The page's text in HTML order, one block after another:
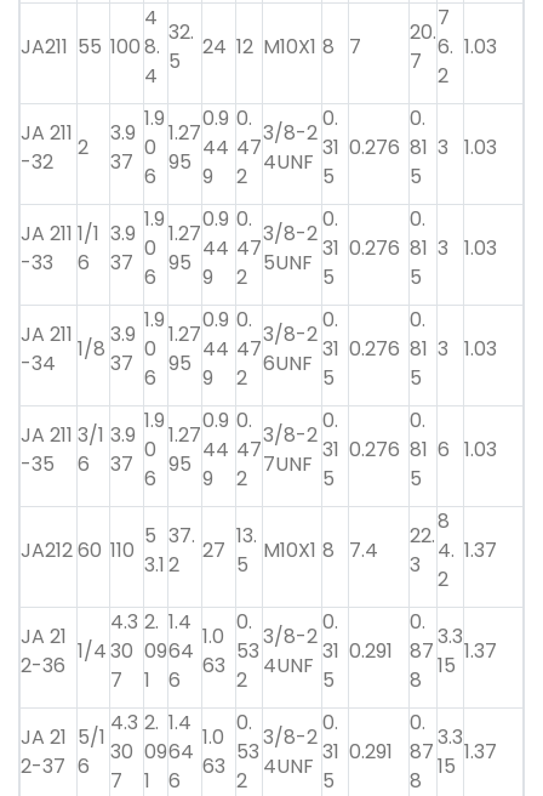
JA211 55 100
4
8.
4
32.
5
24 12 M10X1 8 7
20.
7
7
6.
2
1.03
JA 211
-32
2
3.9
37
1.9
0
6
1.27
95
0.9
44
9
0.
47
2
3/8-2
4UNF
0.
31
5
0.276
0.
81
5
3 1.03
JA 211
-33
1/1
6
3.9
37
1.9
0
6
1.27
95
0.9
44
9
0.
47
2
3/8-2
5UNF
0.
31
5
0.276
0.
81
5
3 1.03
JA 211
-34
1/8
3.9
37
1.9
0
6
1.27
95
0.9
44
9
0.
47
2
3/8-2
6UNF
0.
31
5
0.276
0.
81
5
3 1.03
JA 211
-35
3/1
6
3.9
37
1.9
0
6
1.27
95
0.9
44
9
0.
47
2
3/8-2
7UNF
0.
31
5
0.276
0.
81
5
6 1.03
JA21260 110
5
3.1
37.
2
27
13.
5
M10X1 8 7.4
22.
3
8
4.
2
1.37
JA 21
2-36
1/4
4.3
30
7
2.
09
1
1.4
64
6
1.0
63
0.
53
2
3/8-2
4UNF
0.
31
5
0.291
0.
87
8
3.3
15
1.37
JA 21
2-37
5/1
6
4.3
30
7
2.
09
1
1.4
64
6
1.0
63
0.
53
2
3/8-2
4UNF
0.
31
5
0.291
0.
87
8
3.3
15
1.37